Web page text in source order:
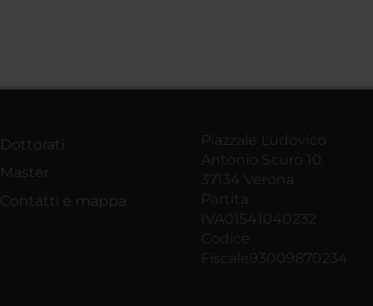
Dottorati
Master
Contatti e mappa
Piazzale Ludovico
Antonio Scuro 10
37134 Verona
Partita
IVA01541040232
Codice
Fiscale93009870234